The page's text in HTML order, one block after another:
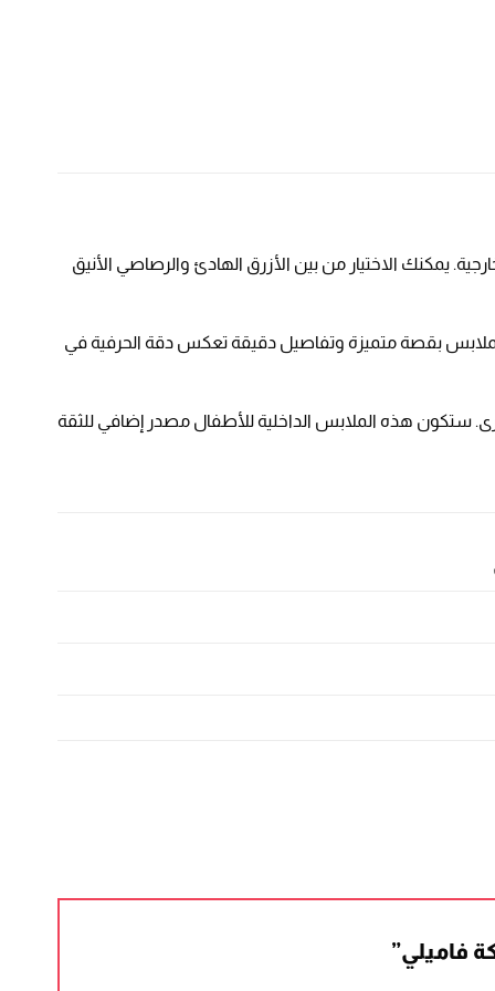
يمكنك الاختيار من بين الأزرق الهادئ والرصاصي الأنيق
بقصة متميزة وتفاصيل دقيقة تعكس دقة الحرفية في
ستكون هذه الملابس الداخلية للأطفال مصدر إضافي للثقة